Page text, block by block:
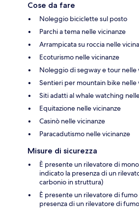
Cose da fare
Noleggio biciclette sul posto
Parchi a tema nelle vicinanze
Arrampicata su roccia nelle
Ecoturismo nelle vicinanze
Noleggio di segway e tour nelle
Sentieri per mountain bike nelle
Siti adatti al whale watching
Equitazione nelle vicinanze
Casinò nelle vicinanze
Paracadutismo nelle vicinanze
Misure di sicurezza
È presente un rilevatore di
indicato la presenza di un
carbonio in struttura)
È presente un rilevatore di
presenza di un rilevatore di